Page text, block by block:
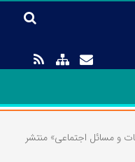
و مسائل اجتماعی» منتشر